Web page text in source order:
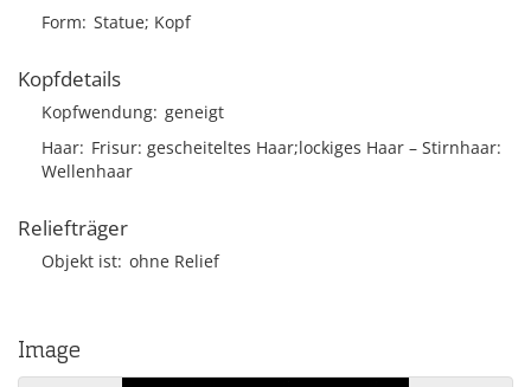
Form Statue; Kopf
Kopfdetails
Kopfwendung geneigt
Haar Frisur gescheiteltes Haar;lockiges Haar
Stirnhaar
Wellenhaar
Reliefträger
Objekt ist ohne Relief
Image